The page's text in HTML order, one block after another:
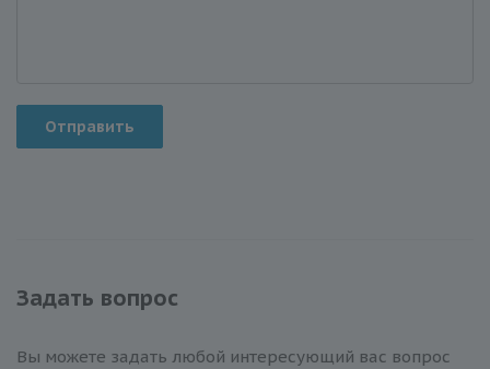
Отправить
Задать вопрос
Вы можете задать любой интересующий вас вопрос